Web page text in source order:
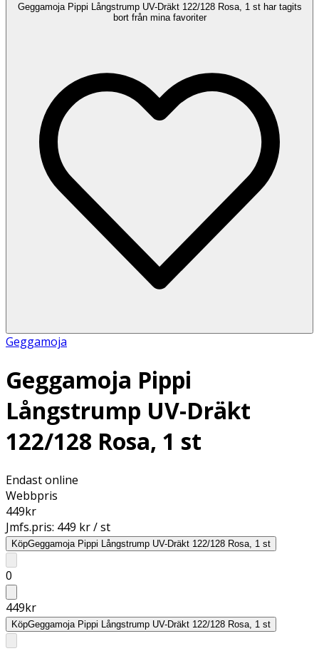
Geggamoja Pippi Långstrump UV-Dräkt 122/128 Rosa, 1 st har tagits
bort från mina favoriter
Geggamoja
Geggamoja Pippi
Långstrump UV-Dräkt
122/128 Rosa, 1 st
Endast online
Webbpris
449kr
Jmfs.pris: 449 kr / st
KöpGeggamoja Pippi Långstrump UV-Dräkt 122/128 Rosa, 1 st
0
449kr
KöpGeggamoja Pippi Långstrump UV-Dräkt 122/128 Rosa, 1 st